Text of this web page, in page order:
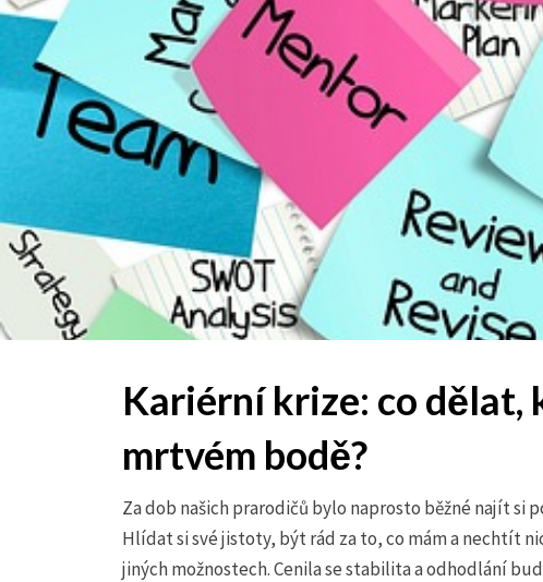
Kariérní krize: co dělat,
mrtvém bodě?
Za dob našich prarodičů bylo naprosto běžné najít si
Hlídat si své jistoty, být rád za to, co mám a nechtít
jiných možnostech. Cenila se stabilita a odhodlání